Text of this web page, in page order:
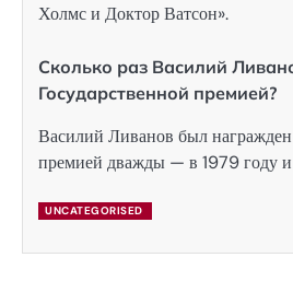
Холмс и Доктор Ватсон».
Сколько раз Василий
Государственной премией?
Василий Ливанов был награжден
премией дважды — в 1979 году
UNCATEGORISED